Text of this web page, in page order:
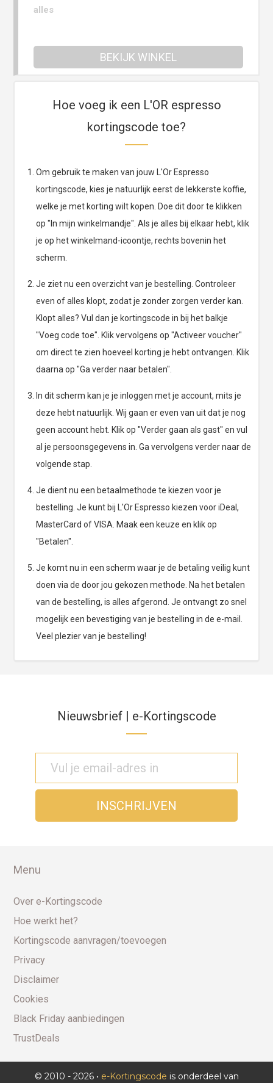
alles
BEKIJK WINKEL
Hoe voeg ik een L'OR espresso
kortingscode toe?
Om gebruik te maken van jouw L'Or Espresso
kortingscode, kies je natuurlijk eerst de lekkerste koffie,
welke je met korting wilt kopen. Doe dit door te klikken
op "In mijn winkelmandje". Als je alles bij elkaar hebt, klik
je op het winkelmand-icoontje, rechts bovenin het
scherm.
Je ziet nu een overzicht van je bestelling. Controleer
even of alles klopt, zodat je zonder zorgen verder kan.
Klopt alles? Vul dan je kortingscode in bij het balkje
"Voeg code toe". Klik vervolgens op "Activeer voucher"
om direct te zien hoeveel korting je hebt ontvangen. Klik
daarna op "Ga verder naar betalen".
In dit scherm kan je je inloggen met je account, mits je
deze hebt natuurlijk. Wij gaan er even van uit dat je nog
geen account hebt. Klik op "Verder gaan als gast" en vul
al je persoonsgegevens in. Ga vervolgens verder naar de
volgende stap.
Je dient nu een betaalmethode te kiezen voor je
bestelling. Je kunt bij L'Or Espresso kiezen voor iDeal,
MasterCard of VISA. Maak een keuze en klik op
"Betalen".
Je komt nu in een scherm waar je de betaling veilig kunt
doen via de door jou gekozen methode. Na het betalen
van de bestelling, is alles afgerond. Je ontvangt zo snel
mogelijk een bevestiging van je bestelling in de e-mail.
Veel plezier van je bestelling!
Nieuwsbrief | e-Kortingscode
Menu
Over e-Kortingscode
Hoe werkt het?
Kortingscode aanvragen/toevoegen
Privacy
Disclaimer
Cookies
Black Friday aanbiedingen
TrustDeals
© 2010 - 2026 • e-Kortingscode is onderdeel van